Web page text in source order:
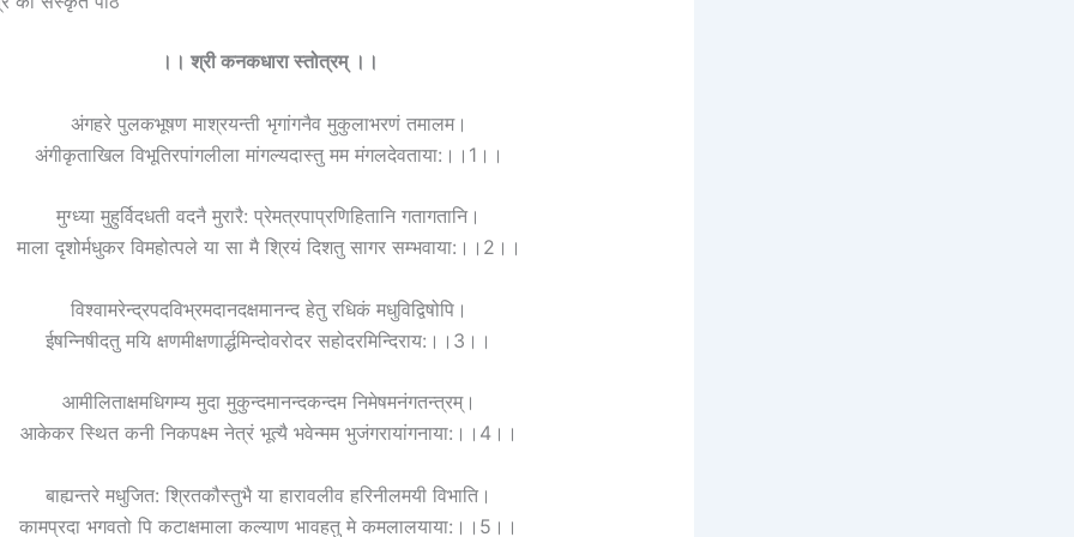
।। श्री कनकधारा स्तोत्रम् ।।
अंगहरे पुलकभूषण माश्रयन्ती भृगांगनैव मुकुलाभरणं तमालम।
अंगीकृताखिल विभूतिरपांगलीला मांगल्यदास्तु मम मंगलदेवताया:।।1।।
मुग्ध्या मुहुर्विदधती वदनै मुरारै: प्रेमत्रपाप्रणिहितानि गतागतानि।
माला दृशोर्मधुकर विमहोत्पले या सा मै श्रियं दिशतु सागर सम्भवाया:।।2।।
विश्वामरेन्द्रपदविभ्रमदानदक्षमानन्द हेतु रधिकं मधुविद्विषोपि।
ईषन्निषीदतु मयि क्षणमीक्षणार्द्धमिन्दोवरोदर सहोदरमिन्दिराय:।।3।।
आमीलिताक्षमधिगम्य मुदा मुकुन्दमानन्दकन्दम निमेषमनंगतन्त्रम्।
आकेकर स्थित कनी निकपक्ष्म नेत्रं भूत्यै भवेन्मम भुजंगरायांगनाया:।।4।।
बाह्यन्तरे मधुजित: श्रितकौस्तुभै या हारावलीव हरि‍नीलमयी विभाति।
कामप्रदा भगवतो पि कटाक्षमाला कल्याण भावहतु मे कमलालयाया:।।5।।